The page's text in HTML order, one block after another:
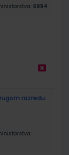
6994
razredu